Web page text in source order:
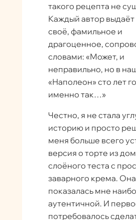
такого рецепта не
Каждый автор выдаёт
своё, фамильное и
драгоценное,
словами: «Может, и
неправильно, но в
«Наполеон» сто лет
именно так…»
Честно, я не стала
историю и просто
меня больше всего
версия о торте из
слоёного теста с
заварного крема. Она
показалась мне
аутентичной. И
потребовалось